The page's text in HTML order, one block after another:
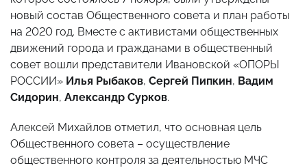
новый состав Общественного совета и план работы
на 2020 год. Вместе с активистами общественных
движений города и гражданами в общественный
совет вошли представители Ивановской «ОПОРЫ
РОССИИ» Илья Рыбаков, Сергей Пипкин, Вадим
Сидорин, Александр Сурков.
Алексей Михайлов отметил, что основная цель
Общественного совета – осуществление
общественного контроля за деятельностью МЧС